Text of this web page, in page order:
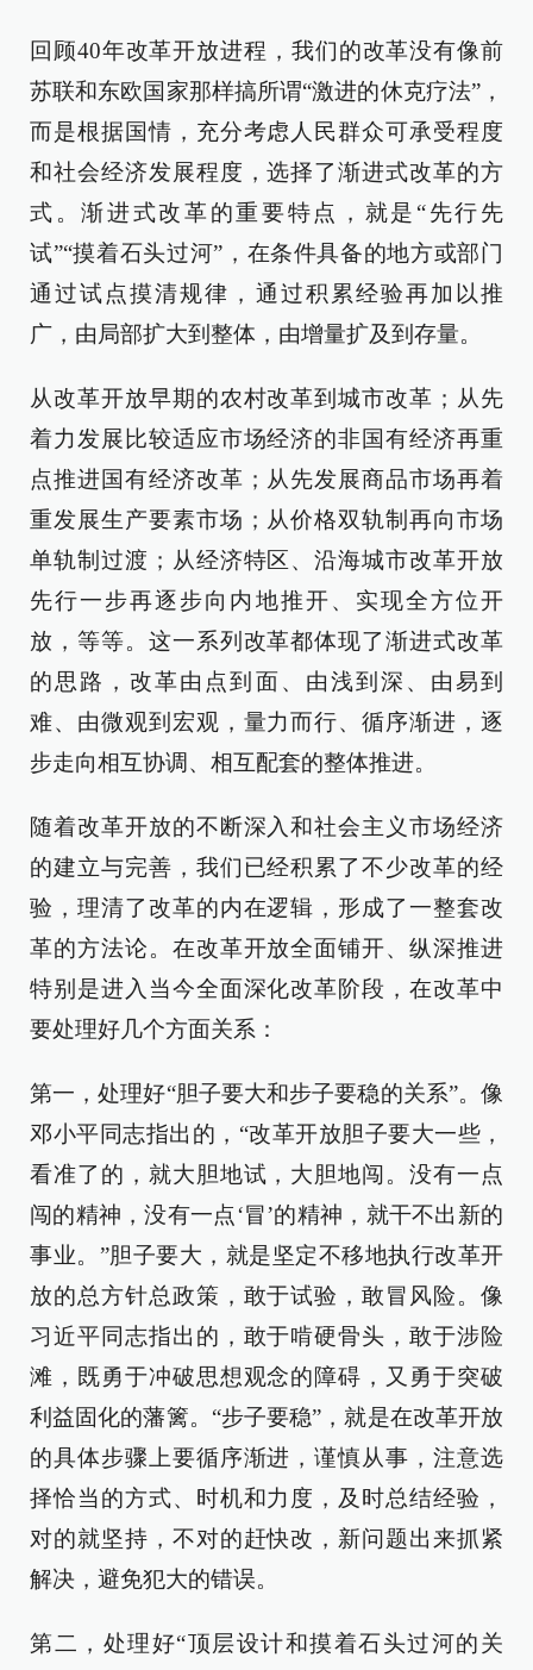
回顾40年改革开放进程，我们的改革没有像前
苏联和东欧国家那样搞所谓“激进的休克疗法”，
而是根据国情，充分考虑人民群众可承受程度
和社会经济发展程度，选择了渐进式改革的方
式。渐进式改革的重要特点，就是“先行先
试”“摸着石头过河”，在条件具备的地方或部门
通过试点摸清规律，通过积累经验再加以推
广，由局部扩大到整体，由增量扩及到存量。
从改革开放早期的农村改革到城市改革；从先
着力发展比较适应市场经济的非国有经济再重
点推进国有经济改革；从先发展商品市场再着
重发展生产要素市场；从价格双轨制再向市场
单轨制过渡；从经济特区、沿海城市改革开放
先行一步再逐步向内地推开、实现全方位开
放，等等。这一系列改革都体现了渐进式改革
的思路，改革由点到面、由浅到深、由易到
难、由微观到宏观，量力而行、循序渐进，逐
步走向相互协调、相互配套的整体推进。
随着改革开放的不断深入和社会主义市场经济
的建立与完善，我们已经积累了不少改革的经
验，理清了改革的内在逻辑，形成了一整套改
革的方法论。在改革开放全面铺开、纵深推进
特别是进入当今全面深化改革阶段，在改革中
要处理好几个方面关系：
第一，处理好“胆子要大和步子要稳的关系”。像
邓小平同志指出的，“改革开放胆子要大一些，
看准了的，就大胆地试，大胆地闯。没有一点
闯的精神，没有一点‘冒’的精神，就干不出新的
事业。”胆子要大，就是坚定不移地执行改革开
放的总方针总政策，敢于试验，敢冒风险。像
习近平同志指出的，敢于啃硬骨头，敢于涉险
滩，既勇于冲破思想观念的障碍，又勇于突破
利益固化的藩篱。“步子要稳”，就是在改革开放
的具体步骤上要循序渐进，谨慎从事，注意选
择恰当的方式、时机和力度，及时总结经验，
对的就坚持，不对的赶快改，新问题出来抓紧
解决，避免犯大的错误。
第二，处理好“顶层设计和摸着石头过河的关